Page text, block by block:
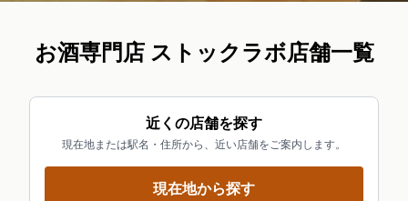
お酒専門店 ストックラボ店舗一覧
近くの店舗を探す
現在地または駅名・住所から、近い店舗をご案内します。
現在地から探す